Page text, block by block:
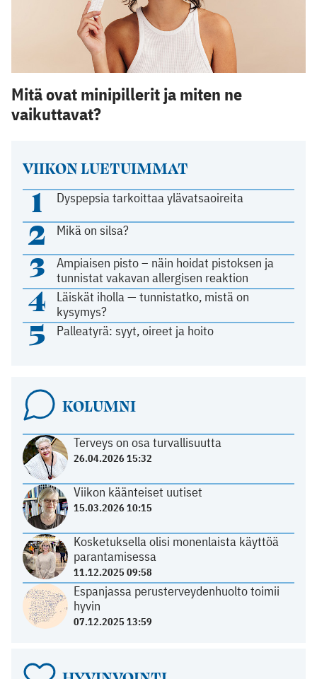
VIIKON LUETUIMMAT
1 Dyspepsia tarkoittaa ylävatsaoireita
2 Mikä on silsa?
3
Ampiaisen pisto – näin hoidat pistoksen ja
tunnistat vakavan allergisen reaktion
4
Läiskät iholla — tunnistatko, mistä on
kysymys?
5 Palleatyrä: syyt, oireet ja hoito
KOLUMNI
Terveys on osa turvallisuutta
26.04.2026 15:32
Viikon käänteiset uutiset
15.03.2026 10:15
Kosketuksella olisi monenlaista käyttöä
parantamisessa
11.12.2025 09:58
Espanjassa perusterveydenhuolto toimii
hyvin
07.12.2025 13:59
Mitä ovat minipillerit ja miten ne
vaikuttavat?